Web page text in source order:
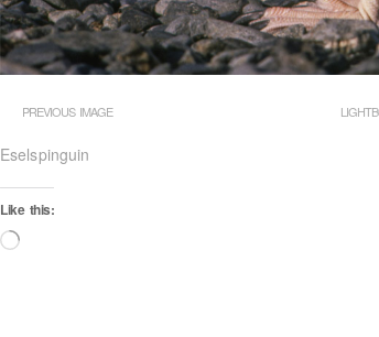
PREVIOUS IMAGE
Eselspinguin
Like this:
Loading…